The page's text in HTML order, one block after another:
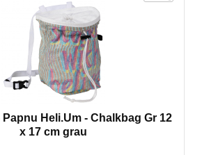
Heli.Um - Chalkbag Gr 12
x 17 cm grau